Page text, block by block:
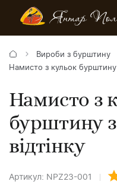
Вироби з бурштину
Намисто з кульок бурштину
Намисто з
бурштину
відтінку
Артикул: NPZ23-001